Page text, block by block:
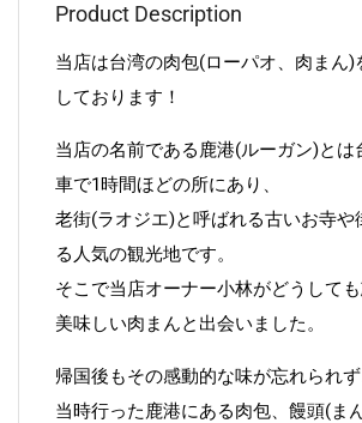
Product Description
当店は台湾の肉包(ローパオ、肉まん)
しております！
当店の名前である鹿港(ルーガン)とは
車で1時間ほどの所にあり、
老街(ラオジエ)と呼ばれる古いお寺や
る人気の観光地です。
そこで当店オーナー小林がどうして
美味しい肉まんと出会いました。
帰国後もその感動的な味が忘れられず
当時行った鹿港にある肉包、饅頭(ま